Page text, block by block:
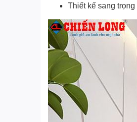
Thiết kế sang